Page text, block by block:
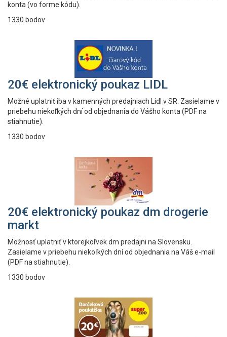
konta (vo forme kódu).
1330 bodov
20€ elektronický poukaz LIDL
Možné uplatniť iba v kamenných predajniach Lidl v SR. Zasielame v
priebehu niekoľkých dní od objednania do Vášho konta (PDF na
stiahnutie).
1330 bodov
20€ elektronický poukaz dm drogerie
markt
Možnosť uplatniť v ktorejkoľvek dm predajni na Slovensku.
Zasielame v priebehu niekoľkých dní od objednania na Váš e-mail
(PDF na stiahnutie).
1330 bodov